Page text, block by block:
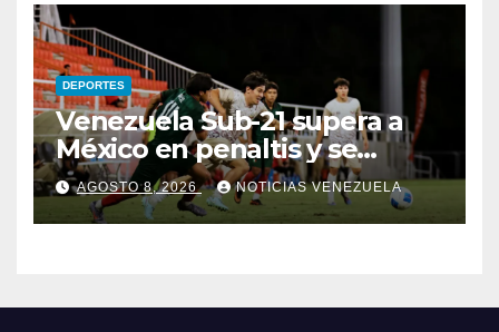
DEPORTES
Venezuela Sub-21 supera a
México en penaltis y se
adjudica el oro
AGOSTO 8, 2026 NOTICIAS VENEZUELA